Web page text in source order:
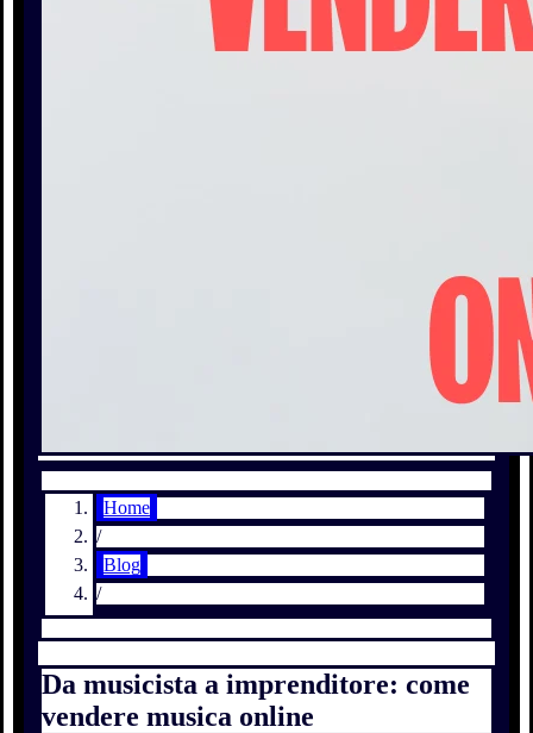
Home
/
Blog
/
Da musicista a imprenditore: come
vendere musica online